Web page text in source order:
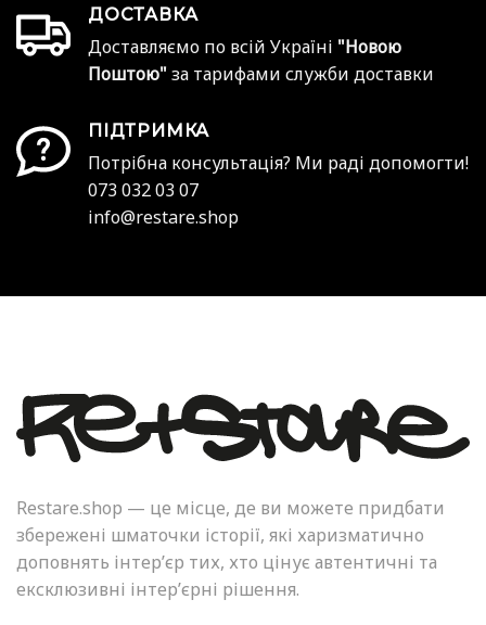
ДОСТАВКА
Доставляємо по всій Україні "Новою
Поштою" за тарифами служби доставки
ПІДТРИМКА
Потрібна консультація? Ми раді допомогти!
073 032 03 07
info@restare.shop
Restare.shop — це місце, де ви можете придбати
збережені шматочки історії, які харизматично
доповнять інтер’єр тих, хто цінує автентичні та
ексклюзивні інтер’єрні рішення.